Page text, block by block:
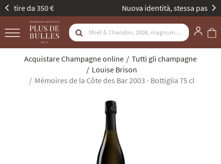
Nuova identità, stessa passione. Scopritela
Acquistare Champagne online
Tutti gli champagne
Louise Brison
Mémoires de la Côte des Bar 2003 - Bottiglia 75 cl